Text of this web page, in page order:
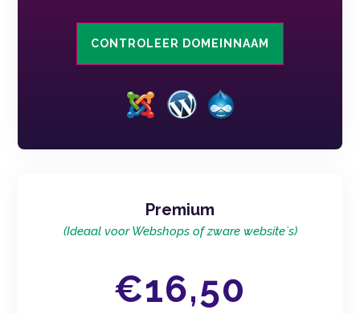
CONTROLEER DOMEINNAAM
Premium
(Ideaal voor Webshops of zware website`s)
€16,50